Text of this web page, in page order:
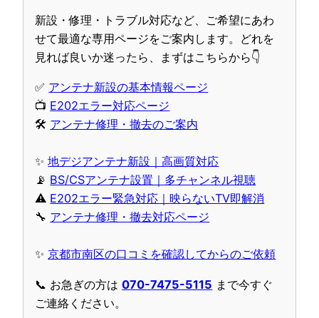
新設・修理・トラブル対応など、ご希望にあわ
せて最適な専用ページをご案内します。どれを
見れば良いか迷ったら、まずはこちらから👇
✅ アンテナ新設の基本情報ページ
📺 E202エラー対応ページ
🛠 アンテナ修理・撤去のご案内
✨地デジアンテナ新設｜高画質対応
📡 BS/CSアンテナ設置｜多チャンネル視聴
⚠️ E202エラー緊急対応｜映らないTV即解消
🔧 アンテナ修理・撤去対応ページ
✨京都市南区の口コミを確認してからのご依頼
📞 お急ぎの方は070-7475-5115 まで今すぐ
ご連絡ください。